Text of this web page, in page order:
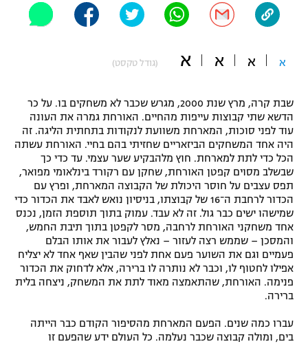
"מחצית בשכונה" – פודקאסט
משתתפים וזוכים בפרסים
תקנון משתתפים וזוכים בפרסים
תקנון עבור פעילות אלקטרה
תקנון עבור פעילות ספורט 1 – "מרלן"
טניס
גיימינג E-Sports
תנאי שימוש
מדיניות פרטיות
תקנון פעילות ספורט 1
רשיון להקרנה פומבית לבית עסק
אופניים
ספורט מוטורי
פוטבול אמריקאי NFL
בייסבול MLB
ספורט אתגרי ואקסטרים
אומנויות לחימה
גיימינג E-Sports
א א א א (גודל טקסט)
שבת קרה, מרץ שנת 2000, מגרש שכבר לא משחקים בו. על כר
הדשא שתי קבוצות עייפות מהחיים. האורחת גמרה את העונה
עוד לפני סוכות, המארחת משוועת לנקודות בתחתית הליגה. זה
היה אחד המשחקים הביזאריים שחזיתי בהם בחיי. האורחת עשתה
הכל כדי לתת למארחת. חוץ מלהבקיע שער עצמי. עד כדי כך
שבשלב מסוים קפטן האורחת, שחקן עם רקורד בינלאומי מפואר,
תפס עצבים על חוסר היכולת של הקבוצה המארחת, ופרץ עם
הכדור לרחבת ה־16 של קבוצתו, בניסיון נואש לאבד את הכדור כדי
שמישהו ישים כבר גול. זה לא עבד. עמוק בתוך תוספת הזמן, נכנס
אחד משחקני האורחת לרחבה, מסר לקפטן בתוך תיבת החמש,
והמסכן – שממש רצה לעזור – נאלץ לעבור את אותו הבלם
פעמיים וגם את השוער פעם אחת לפני שהבין שאף אחד לא יצליח
אפילו לחטוף לו, וכבר לא נותרה לו ברירה, אלא לדחוק את הכדור
פנימה. האורחת, שהתאמצה מאוד לתת את המשחק, ניצחה בלית
ברירה.
עברו כמה שנים. הפעם המארחת מהסיפור הקודם כבר הייתה
בים, ומולה קבוצה שכבר נעלמה. כל העולם ידע שהפעם זו